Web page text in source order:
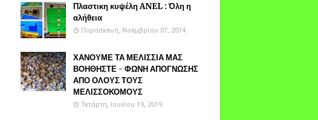
Πλαστικη κυψέλη ANEL : Όλη η
αλήθεια
Παρασκευή, Νοεμβρίου 07, 2014
ΧΑΝΟΥΜΕ ΤΑ ΜΕΛΙΣΣΙΑ ΜΑΣ
ΒΟΗΘΗΣΤΕ - ΦΩΝΗ ΑΠΟΓΝΩΣΗΣ
ΑΠΟ ΟΛΟΥΣ ΤΟΥΣ
ΜΕΛΙΣΣΟΚΟΜΟΥΣ
Τετάρτη, Ιουνίου 19, 2019